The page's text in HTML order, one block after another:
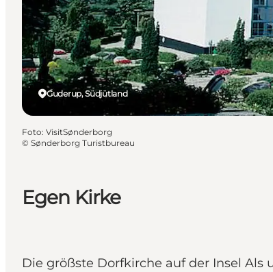
Egen Kirke
Die größste Dorfkirche auf der Insel
Guderup, Südjütland
Foto: VisitSønderborg
© Sønderborg Turistbureau